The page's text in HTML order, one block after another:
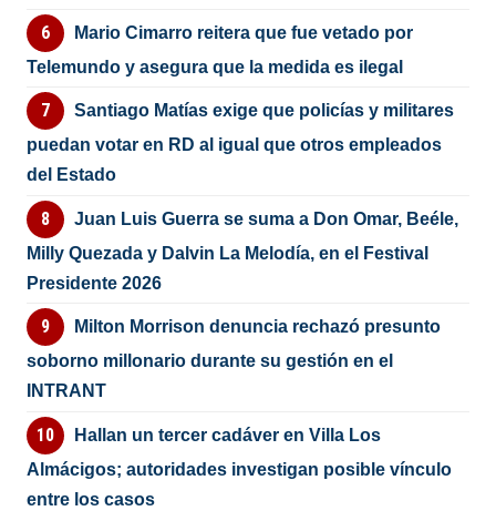
Mario Cimarro reitera que fue vetado por
Telemundo y asegura que la medida es ilegal
Santiago Matías exige que policías y militares
puedan votar en RD al igual que otros empleados
del Estado
Juan Luis Guerra se suma a Don Omar, Beéle,
Milly Quezada y Dalvin La Melodía, en el Festival
Presidente 2026
Milton Morrison denuncia rechazó presunto
soborno millonario durante su gestión en el
INTRANT
Hallan un tercer cadáver en Villa Los
Almácigos; autoridades investigan posible vínculo
entre los casos